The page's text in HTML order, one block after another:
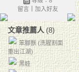
留言｜ 加入好友
文章推薦人 (8)
笨腳獸 (洗腥割面
重出江湖)
黑娃